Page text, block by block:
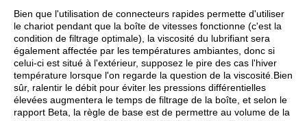
Bien que l'utilisation de connecteurs rapides permette d'utiliser
le chariot pendant que la boîte de vitesses fonctionne (c'est la
condition de filtrage optimale), la viscosité du lubrifiant sera
également affectée par les températures ambiantes, donc si
celui-ci est situé à l'extérieur, supposez le pire des cas l'hiver
température lorsque l'on regarde la question de la viscosité.Bien
sûr, ralentir le débit pour éviter les pressions différentielles
élevées augmentera le temps de filtrage de la boîte, et selon le
rapport Beta, la règle de base est de permettre au volume de la